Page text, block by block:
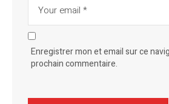
Enregistrer mon et email sur ce
prochain commentaire.